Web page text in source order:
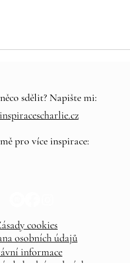
sdělit? Napište mi:
pro více inspirace:
cookies
osobních údajů
informace